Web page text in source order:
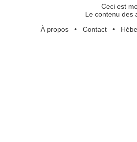
Ceci est
Le contenu des
À propos• Contact•